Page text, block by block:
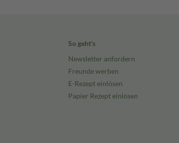
So geht's
Newsletter anfordern
Freunde werben
E-Rezept einlösen
Papier Rezept einlösen